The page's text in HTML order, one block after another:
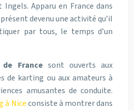
Apparu en France dans
présent devenu une activité qu’il
par tous, le temps d’un
France sont ouverts aux
de karting ou aux amateurs à
amusantes de conduite.
à Niceconsiste à montrer dans